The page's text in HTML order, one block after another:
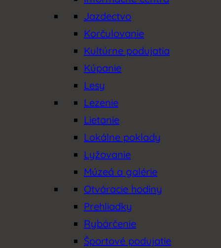
Jazdectvo
Korčulovanie
Kultúrne podujatia
Kúpanie
Lesy
Lezenie
Lietanie
Lokálne poklady
Lyžovanie
Múzeá a galérie
Otváracie hodiny
Prehliadky
Rybárčenie
Športové podujatie